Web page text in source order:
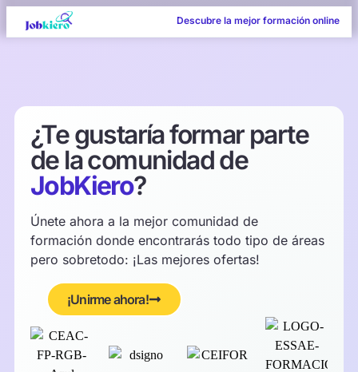
Descubre la mejor formación online
¿Te gustaría formar parte
de la comunidad de
JobKiero?
Únete ahora a la mejor comunidad de
formación donde encontrarás todo tipo de áreas
pero sobretodo: ¡Las mejores ofertas!
¡Unirme ahora!